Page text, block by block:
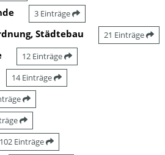
3 Einträge
Städtebau 21 Einträge
12 Einträge
14 Einträge
102 Einträge